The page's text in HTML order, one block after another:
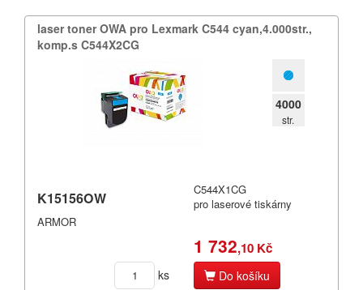
laser toner OWA pro Lexmark C544 cyan,​4.​000str.​,​
komp.​s C544X2CG
4000
str.
K15156OW
ARMOR
C544X1CG
pro laserové tiskárny
1 732,10 Kč
ks Do košíku